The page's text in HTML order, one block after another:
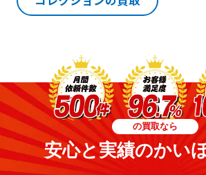
の買取なら
安心と実績のかい